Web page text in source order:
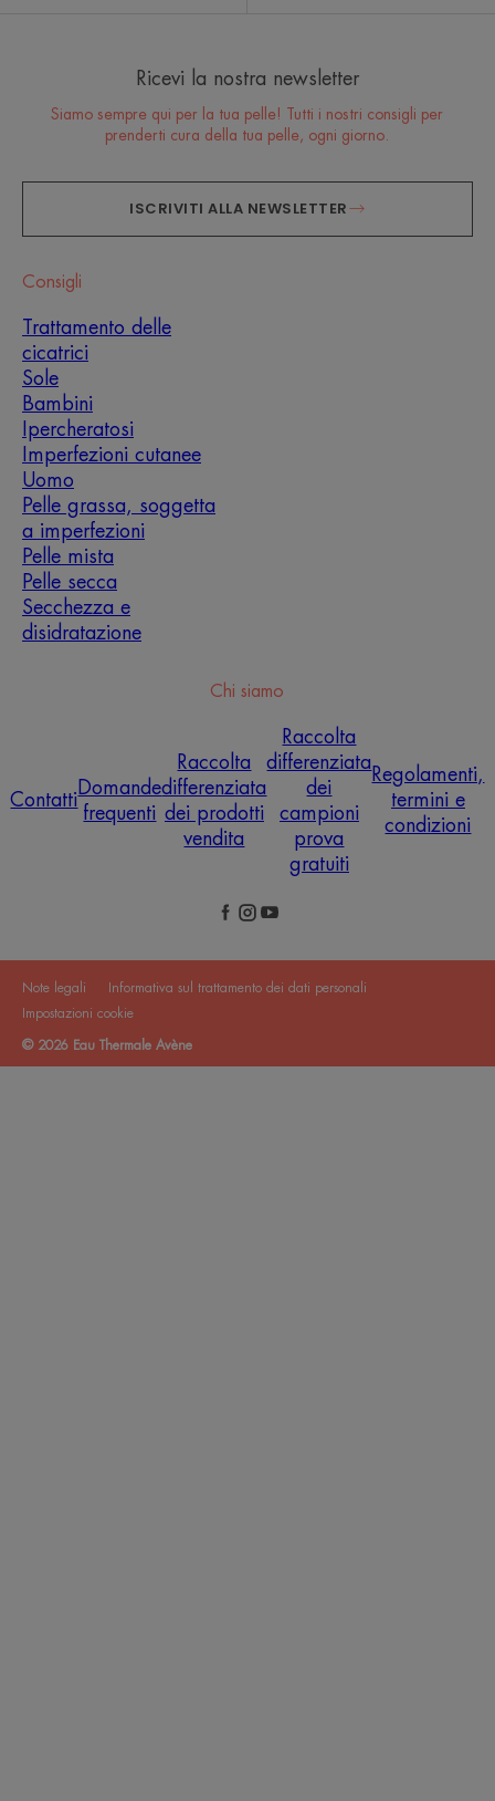
Ricevi la nostra newsletter
Siamo sempre qui per la tua pelle! Tutti i nostri consigli per
prenderti cura della tua pelle, ogni giorno.
ISCRIVITI ALLA NEWSLETTER
Consigli
Trattamento delle
cicatrici
Sole
Bambini
Ipercheratosi
Imperfezioni cutanee
Uomo
Pelle grassa, soggetta
a imperfezioni
Pelle mista
Pelle secca
Secchezza e
disidratazione
Chi siamo
Contatti
Domande
frequenti
Raccolta
differenziata
dei prodotti
vendita
Raccolta
differenziata
dei
campioni
prova
gratuiti
Regolamenti,
termini e
condizioni
Note legali
Informativa sul trattamento dei dati personali
Impostazioni cookie
© 2026 Eau Thermale Avène